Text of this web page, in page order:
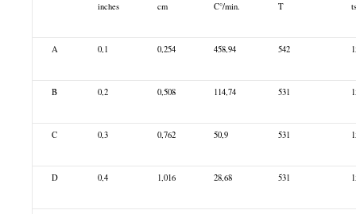
inches
cm
C°/min.
T
A 0,1 0,254 458,94 542
B 0,2 0,508 114,74 531
C 0,3 0,762 50,9 531
D 0,4 1,016 28,68 531